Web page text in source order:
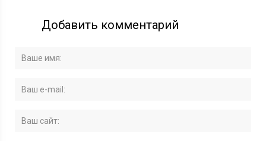
Добавить комментарий